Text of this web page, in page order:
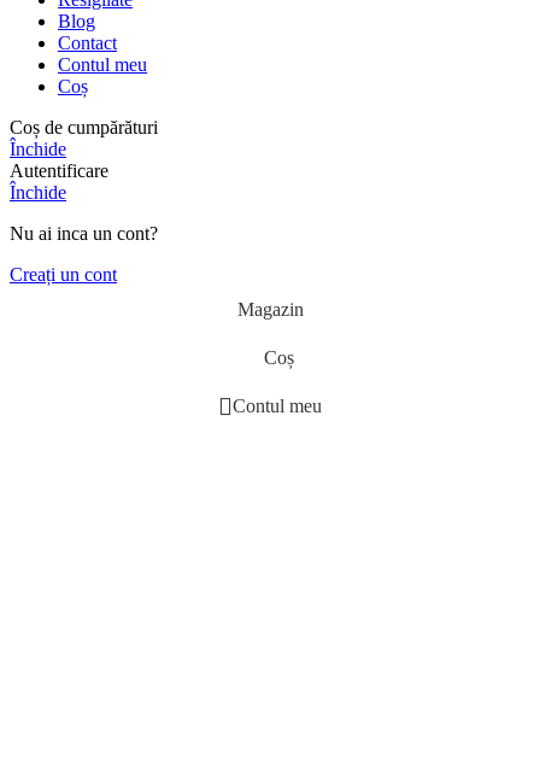
Blog
Contact
Contul meu
Coș
Coș de cumpărături
Închide
Autentificare
Închide
Nu ai inca un cont?
Creați un cont
Magazin
Coș
Contul meu